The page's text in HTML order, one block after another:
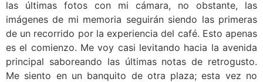
las últimas fotos con mi cámara, no obstante, las
imágenes de mi memoria seguirán siendo las primeras
de un recorrido por la experiencia del café. Esto apenas
es el comienzo. Me voy casi levitando hacia la avenida
principal saboreando las últimas notas de retrogusto.
Me siento en un banquito de otra plaza; esta vez no